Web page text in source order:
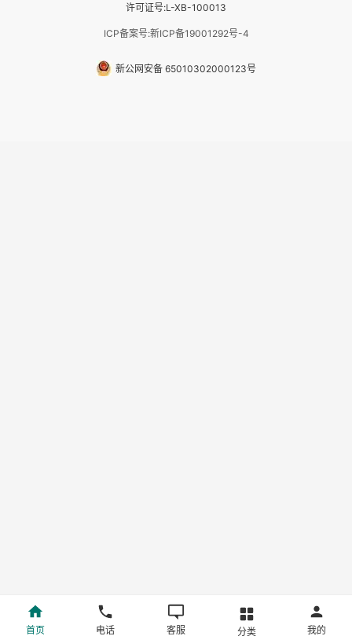
许可证号:L-XB-100013
ICP备案号:新ICP备19001292号-4
新公网安备 65010302000123号
首页 电话 客服 分类 我的